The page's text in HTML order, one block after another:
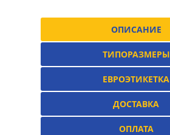
ОПИСАНИЕ
ТИПОРАЗМЕРЫ
ЕВРОЭТИКЕТКА
ДОСТАВКА
ОПЛАТА